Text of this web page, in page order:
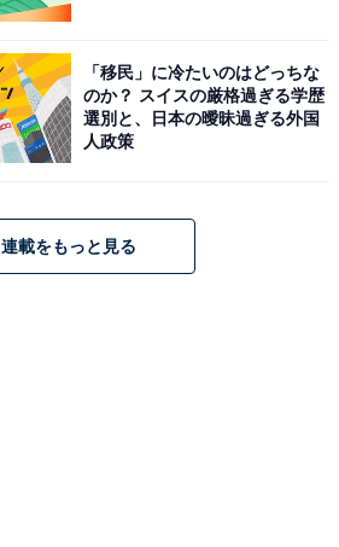
「移民」に冷たいのはどっちな
のか？ スイスの厳格過ぎる学歴
選別と、日本の曖昧過ぎる外国
人政策
連載をもっと見る